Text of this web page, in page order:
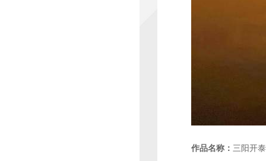
作品名称： 三阳开泰